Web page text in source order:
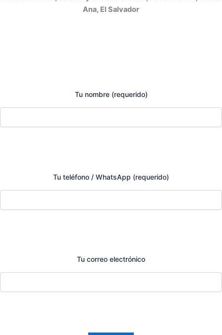
Ana, El Salvador
Tu nombre (requerido)
Tu teléfono / WhatsApp (requerido)
Tu correo electrónico